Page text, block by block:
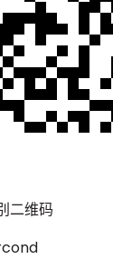
二维码